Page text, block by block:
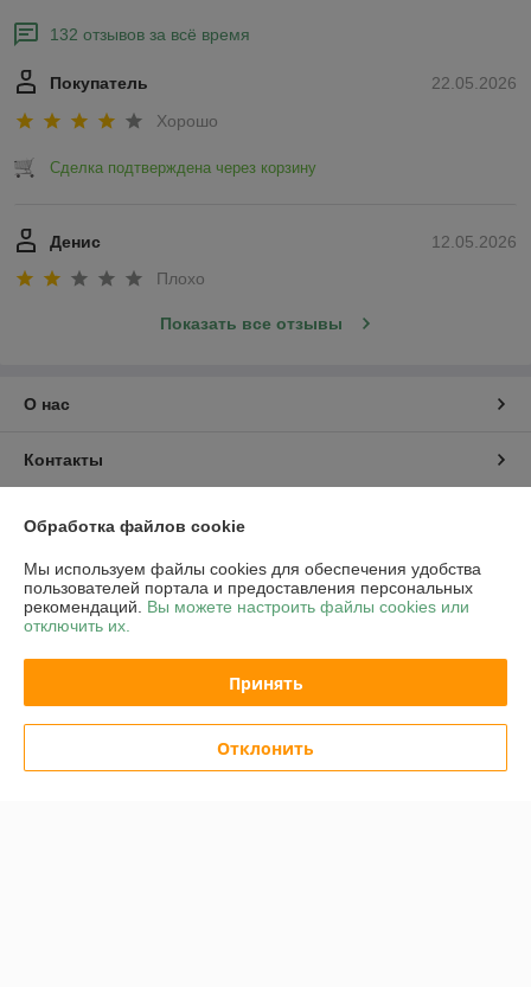
132 отзывов за всё время
22.05.2026
Покупатель
Хорошо
Сделка подтверждена через корзину
12.05.2026
Денис
Плохо
Показать все отзывы
О нас
Контакты
График работы
Полная версия сайта
Политика обработки cookies
Обработка файлов cookie
Мы используем файлы cookies для обеспечения удобства
пользователей портала и предоставления персональных
рекомендаций. Вы можете настроить файлы cookies или
отключить их.
Принять
Отклонить